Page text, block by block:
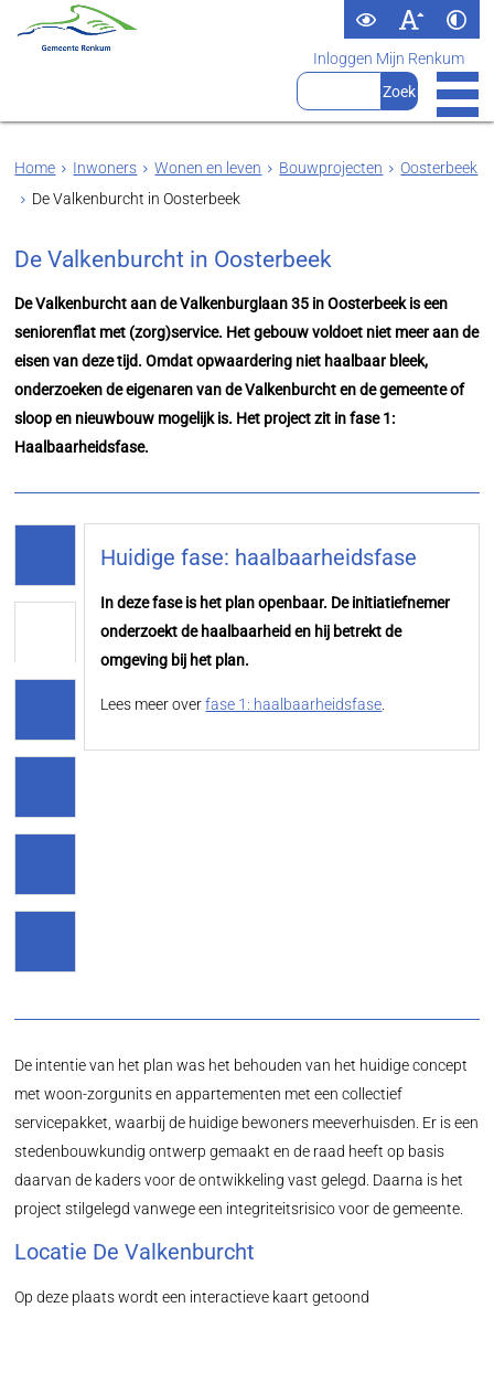
Inloggen Mijn Renkum
Home Inwoners Wonen en leven Bouwprojecten
Oosterbeek
De Valkenburcht in Oosterbeek
De Valkenburcht in Oosterbeek
De Valkenburcht aan de Valkenburglaan 35 in Oosterbeek is een
seniorenflat met (zorg)service. Het gebouw voldoet niet meer aan de
eisen van deze tijd. Omdat opwaardering niet haalbaar bleek,
onderzoeken de eigenaren van de Valkenburcht en de gemeente of
sloop en nieuwbouw mogelijk is. Het project zit in fase 1:
Haalbaarheidsfase.
Huidige fase: haalbaarheidsfase
In deze fase is het plan openbaar. De initiatiefnemer
onderzoekt de haalbaarheid en hij betrekt de
omgeving bij het plan.
Lees meer overfase 1: haalbaarheidsfase
De intentie van het plan was het behouden van het huidige concept
met woon-zorgunits en appartementen met een collectief
servicepakket, waarbij de huidige bewoners meeverhuisden. Er is een
stedenbouwkundig ontwerp gemaakt en de raad heeft op basis
daarvan de kaders voor de ontwikkeling vast gelegd. Daarna is het
project stilgelegd vanwege een integriteitsrisico voor de gemeente.
Locatie De Valkenburcht
Op deze plaats wordt een interactieve kaart getoond